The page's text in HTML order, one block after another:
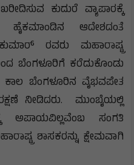
ಕುದುರೆ ವ್ಯಾಪಾರಕ್ಕೆ
ಹೈಕಮಾಂಡಿನ ಆದೇಶದಂತೆ
ರವರು ಮಹಾರಾಷ್ಟ್ರ
ಬೆಂಗಳೂರಿಗೆ ಕರೆದುಕೊಂಡು
ಕಾಲ ಬೆಂಗಳೂರಿನ ವೈಭವಪೇತ
ನೀಡಿದರು. ಮುಂಬೈಯಲ್ಲಿ
ಅಪಾಯವಿಲ್ಲವೆಂಬ ಸಂಗತಿ
ಶಾಸಕರನ್ನು ಕ್ಷೇಮವಾಗಿ